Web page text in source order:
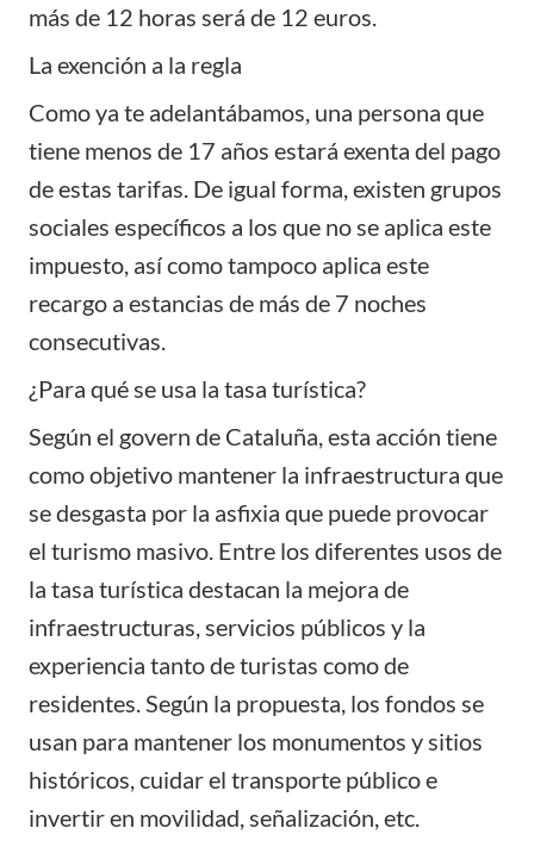
más de 12 horas será de 12 euros.
La exención a la regla
Como ya te adelantábamos, una persona que
tiene menos de 17 años estará exenta del pago
de estas tarifas. De igual forma, existen grupos
sociales específicos a los que no se aplica este
impuesto, así como tampoco aplica este
recargo a estancias de más de 7 noches
consecutivas.
¿Para qué se usa la tasa turística?
Según el govern de Cataluña, esta acción tiene
como objetivo mantener la infraestructura que
se desgasta por la asfixia que puede provocar
el turismo masivo. Entre los diferentes usos de
la tasa turística destacan la mejora de
infraestructuras, servicios públicos y la
experiencia tanto de turistas como de
residentes. Según la propuesta, los fondos se
usan para mantener los monumentos y sitios
históricos, cuidar el transporte público e
invertir en movilidad, señalización, etc.